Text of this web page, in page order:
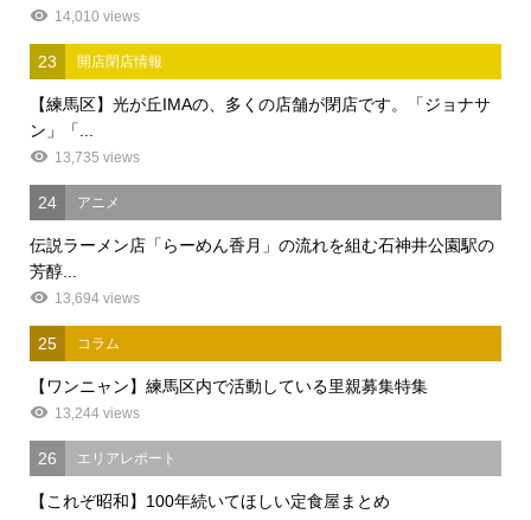
14,010 views
23 開店閉店情報
【練馬区】光が丘IMAの、多くの店舗が閉店です。「ジョナサ
ン」「...
13,735 views
24 アニメ
伝説ラーメン店「らーめん香月」の流れを組む石神井公園駅の
芳醇...
13,694 views
25 コラム
【ワンニャン】練馬区内で活動している里親募集特集
13,244 views
26 エリアレポート
【これぞ昭和】100年続いてほしい定食屋まとめ